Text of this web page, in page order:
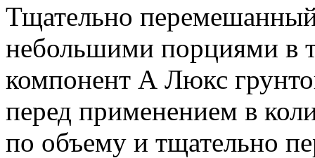
Тщательно
небольшими порциями в
компонент А Люкс
перед применением в
по объему и тщательно